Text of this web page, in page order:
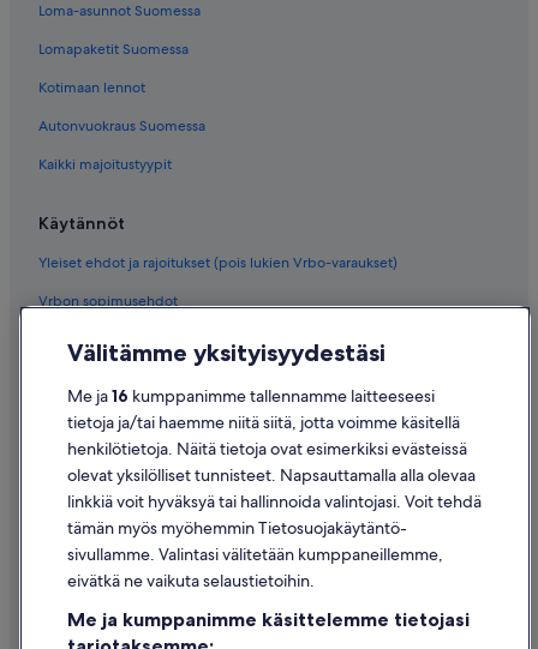
Loma-asunnot Suomessa
Lomapaketit Suomessa
Kotimaan lennot
Autonvuokraus Suomessa
Kaikki majoitustyypit
Käytännöt
Yleiset ehdot ja rajoitukset (pois lukien Vrbo-varaukset)
Vrbon sopimusehdot
Evästeet
Käyttöehdot
Oikeudelliset tiedot / ota meihin yhteyttä
Sisältövaatimukset ja ilmoituksen tekeminen sisällöstä
Tuki
Ota yhteyttä
Välitämme yksityisyydestäsi
Me ja16 kumppanimme tallennamme laitteeseesi
tietoja ja/tai haemme niitä siitä, jotta voimme käsitellä
henkilötietoja. Näitä tietoja ovat esimerkiksi evästeissä
olevat yksilölliset tunnisteet. Napsauttamalla alla olevaa
linkkiä voit hyväksyä tai hallinnoida valintojasi. Voit tehdä
tämän myös myöhemmin Tietosuojakäytäntö-
sivullamme. Valintasi välitetään kumppaneillemme,
eivätkä ne vaikuta selaustietoihin.
Me ja kumppanimme käsittelemme tietojasi